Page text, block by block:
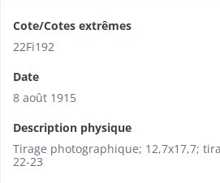
Cote/Cotes extrêmes
22Fi192
Date
8 août 1915
Description physique
Tirage photographique; 12,7x17,7;
22-23